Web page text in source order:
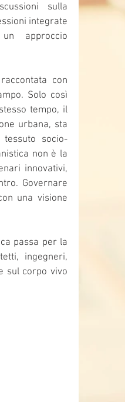
sulla
integrate
approccio
con
Solo così
tempo, il
urbana, sta
socio-
non è la
innovativi,
Governare
una visione
passa per la
ingegneri,
sul corpo vivo